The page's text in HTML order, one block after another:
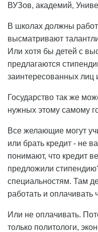
ВУЗов, академий,
В школах должны
высматривают
Или хотя бы детей с
предлагаются
заинтересованных лиц
Государство так же
нужных этому самому
Все желающие могут
или брать кредит - не
понимают, что кредит
предложили
специальностям. Там
работать и
Или не оплачивать.
только политологи,